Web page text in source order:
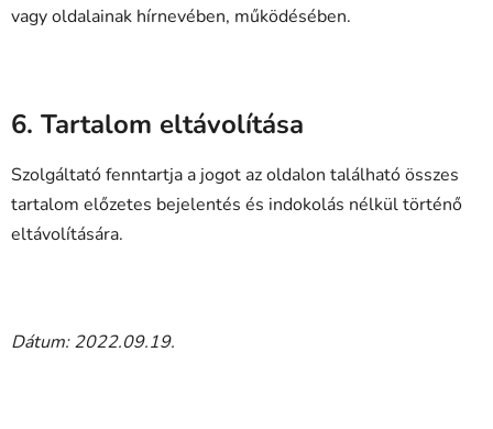
vagy oldalainak hírnevében, működésében.
6. Tartalom eltávolítása
Szolgáltató fenntartja a jogot az oldalon található összes
tartalom előzetes bejelentés és indokolás nélkül történő
eltávolítására.
Dátum: 2022.09.19.